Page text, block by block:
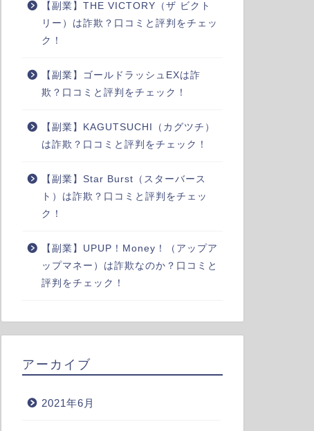
【副業】THE VICTORY（ザ ビクト
リー）は詐欺？口コミと評判をチェッ
ク！
【副業】ゴールドラッシュEXは詐
欺？口コミと評判をチェック！
【副業】KAGUTSUCHI（カグツチ）
は詐欺？口コミと評判をチェック！
【副業】Star Burst（スターバース
ト）は詐欺？口コミと評判をチェッ
ク！
【副業】UPUP！Money！（アップア
ップマネー）は詐欺なのか？口コミと
評判をチェック！
アーカイブ
2021年6月